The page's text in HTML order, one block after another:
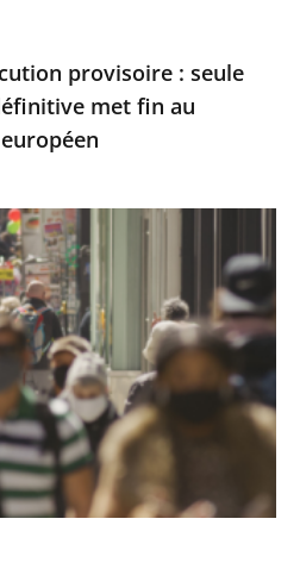
provisoire : seule
met fin au